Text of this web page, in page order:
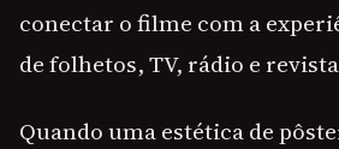
conectar o filme com a
de folhetos, TV, rádio e
Quando uma estética de